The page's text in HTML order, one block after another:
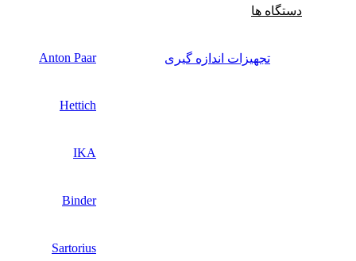
دستگاه ها
تجهیزات اندازه گیری Anton Paar
Hettich
IKA
Binder
Sartorius